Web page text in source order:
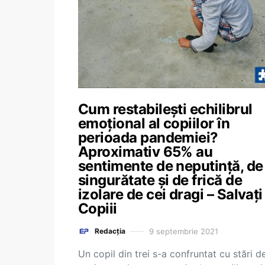
Cum restabilești echilibrul
emoțional al copiilor în
perioada pandemiei?
Aproximativ 65% au
sentimente de neputință, de
singurătate și de frică de
izolare de cei dragi – Salvați
Copiii
Redacția 9 septembrie 2021
Un copil din trei s-a confruntat cu stări